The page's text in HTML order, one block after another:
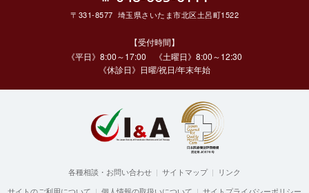
〒331-8577 埼玉県さいたま市北区土呂町1522
【受付時間】
《平日》8:00～17:00 《土曜日》8:00～12:30
《休診日》日曜/祝日/年末年始
各種相談・お問い合わせ | サイトマップ| リンク
サイトのご利用について | 個人情報の取扱いについて | サイトプライバシーポリシー